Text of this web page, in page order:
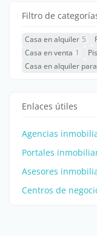
Filtro de
Casa en alquiler 5
Casa en venta 1
Casa en alquiler
Enlaces útiles
Agencias
Portales
Asesores
Centros de